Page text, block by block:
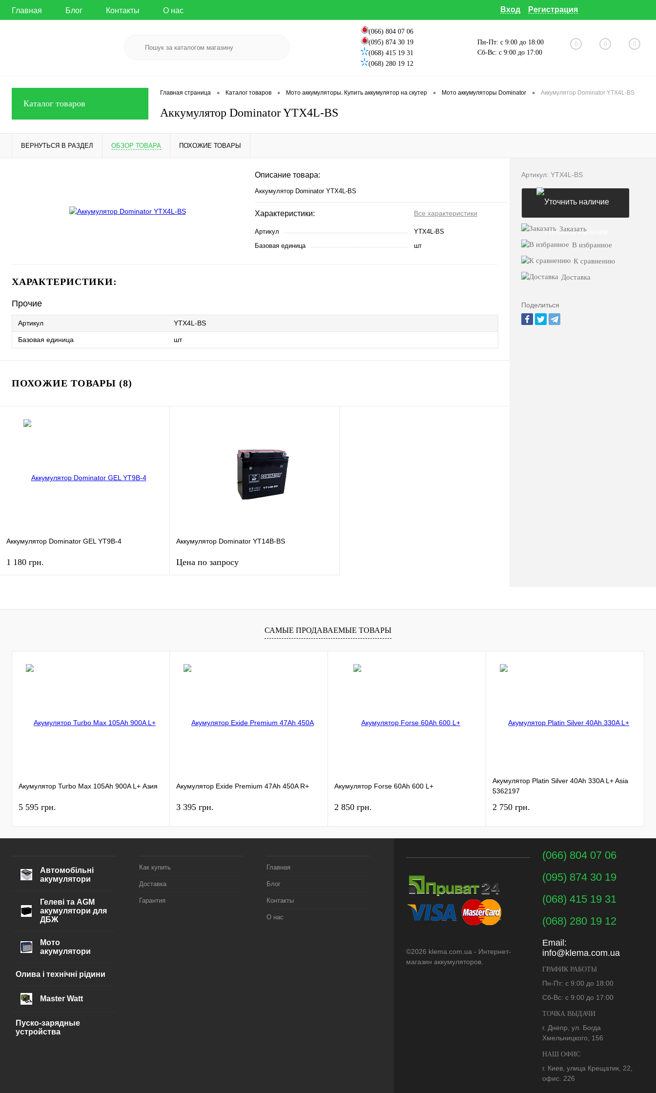
Главная Блог Контакты О нас Вход Регистрация
(066) 804 07 06
(095) 874 30 19
(068) 415 19 31
(068) 280 19 12
Пн-Пт: с 9:00 до 18:00
Сб-Вс: с 9:00 до 17:00
0 0 0
Каталог товаров
Главная страница • Каталог товаров • Мото аккумуляторы. Купить аккумулятор на скутер • Мото аккумуляторы Dominator • Аккумулятор Dominator YTX4L-BS
Аккумулятор Dominator YTX4L-BS
ВЕРНУТЬСЯ В РАЗДЕЛ ОБЗОР ТОВАРА ПОХОЖИЕ ТОВАРЫ
Описание товара:
Аккумулятор Dominator YTX4L-BS
Характеристики: Все характеристики
Артикул
YTX4L-BS
Базовая единица
шт
ХАРАКТЕРИСТИКИ:
Прочие
Артикул YTX4L-BS
Базовая единица шт
ПОХОЖИЕ ТОВАРЫ (8)
Аккумулятор Dominator GEL YT9B-4
1 180 грн.
Аккумулятор Dominator YT14B-BS
Цена по запросу
В
Артикул: YTX4L-BS
Уточнить наличие
Заказать
В избранное
К сравнению
Доставка
Поделиться
САМЫЕ ПРОДАВАЕМЫЕ ТОВАРЫ
Акумулятор Turbo Max 105Ah 900A L+ Азия
5 595 грн.
Акумулятор Exide Premium 47Ah 450A R+
3 395 грн.
Акумулятор Forse 60Ah 600 L+
2 850 грн.
Акумулятор Platin Silver 40Ah 330A L+ Asia
5362197
2 750 грн.
Автомобільні
акумулятори
Гелеві та AGM
акумулятори для
ДБЖ
Мото
акумулятори
Олива і технічні рідини
Master Watt
Пуско-зарядные
устройства
Как купить
Доставка
Гарантия
Главная
Блог
Контакты
О нас
©2026 klema.com.ua - Интернет-
магазин аккумуляторов.
(066) 804 07 06
(095) 874 30 19
(068) 415 19 31
(068) 280 19 12
Email:
info@klema.com.ua
ГРАФИК РАБОТЫ
Пн-Пт: с 9:00 до 18:00
Сб-Вс: с 9:00 до 17:00
ТОЧКА ВЫДАЧИ
г. Днепр, ул. Богда
Хмельницкого, 156
НАШ ОФИС
г. Киев, улица Крещатик, 22,
офис. 226